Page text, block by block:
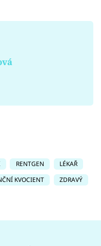
RENTGEN
LÉKAŘ
KVOCIENT
ZDRAVÝ